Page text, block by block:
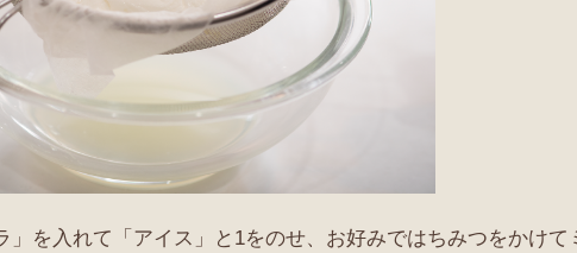
」を入れて「アイス」と1をのせ、お好みではちみつをかけて